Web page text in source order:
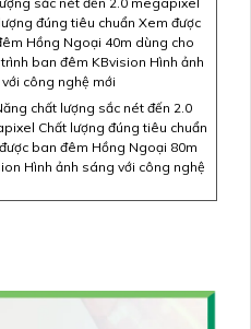
đúng tiêu chuẩn Xem được
Hồng Ngoại 40m dùng cho
ban đêm KBvision Hình ảnh
công nghệ mới
chất lượng sắc nét đến 2.0
Chất lượng đúng tiêu chuẩn
ban đêm Hồng Ngoại 80m
Hình ảnh sáng với công nghệ